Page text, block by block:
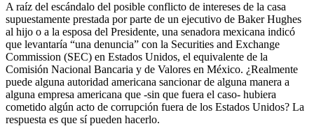
A raíz del escándalo del posible conflicto de intereses de la casa
supuestamente prestada por parte de un ejecutivo de Baker Hughes
al hijo o a la esposa del Presidente, una senadora mexicana indicó
que levantaría “una denuncia” con la Securities and Exchange
Commission (SEC) en Estados Unidos, el equivalente de la
Comisión Nacional Bancaria y de Valores en México. ¿Realmente
puede alguna autoridad americana sancionar de alguna manera a
alguna empresa americana que -sin que fuera el caso- hubiera
cometido algún acto de corrupción fuera de los Estados Unidos? La
respuesta es que sí pueden hacerlo.